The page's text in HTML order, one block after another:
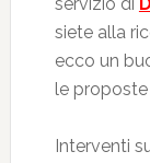
siete alla
ecco un
le proposte
Interventi